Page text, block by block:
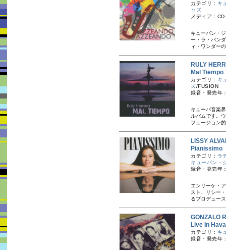
カテゴリ： キ
ャズ
メディア：
キューバン・
ー・ラ・バン
ィ・ワンダー
RULY
Mal
カテゴリ： キ
ズ/FUSION
録音・発売年
キューバ音楽
ルバムです。
フュージョン
LISSY
Pianissimo
カテゴリ： ラ
キューバン・
録音・発売年
エンリーケ・
スト、リシー
るプロデュー
GONZALO
Live In
カテゴリ： キ
録音・発売年